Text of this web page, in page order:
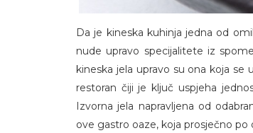
Da je kineska kuhinja jedna od
nude upravo specijalitete iz
kineska jela upravo su ona koja
restoran čiji je ključ uspjeha
Izvorna jela napravljena od
ove gastro oaze, koja prosječno